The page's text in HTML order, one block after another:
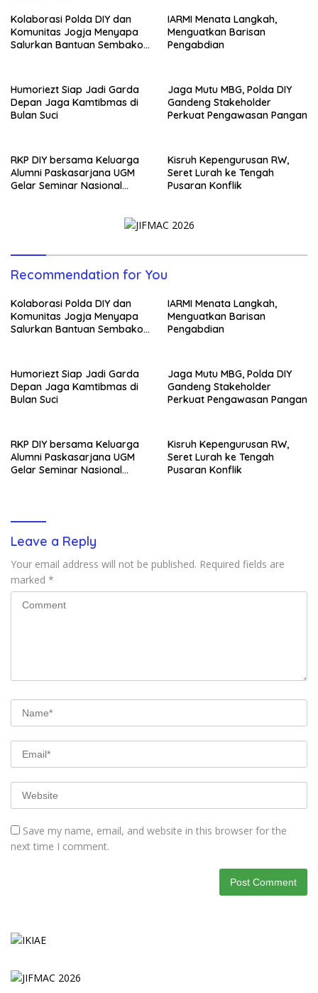
Kolaborasi Polda DIY dan
Komunitas Jogja Menyapa
Salurkan Bantuan Sembako,
IARMI Menata Langkah,
Menguatkan Barisan
Pengabdian
Humoriezt Siap Jadi Garda
Depan Jaga Kamtibmas di
Bulan Suci
Jaga Mutu MBG, Polda DIY
Gandeng Stakeholder
Perkuat Pengawasan Pangan
RKP DIY bersama Keluarga
Alumni Paskasarjana UGM
Gelar Seminar Nasional
Kisruh Kepengurusan RW,
Seret Lurah ke Tengah
Pusaran Konflik
Recommendation for You
Kolaborasi Polda DIY dan
Komunitas Jogja Menyapa
Salurkan Bantuan Sembako,
IARMI Menata Langkah,
Menguatkan Barisan
Pengabdian
Humoriezt Siap Jadi Garda
Depan Jaga Kamtibmas di
Bulan Suci
Jaga Mutu MBG, Polda DIY
Gandeng Stakeholder
Perkuat Pengawasan Pangan
RKP DIY bersama Keluarga
Alumni Paskasarjana UGM
Gelar Seminar Nasional
Kisruh Kepengurusan RW,
Seret Lurah ke Tengah
Pusaran Konflik
Leave a Reply
Your email address will not be published. Required fields are
marked *
Save my name, email, and website in this browser for the
next time I comment.